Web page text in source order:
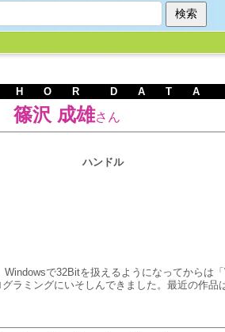
H O R D A T A
篠沢 成雄さん
ハンドル
で32Bitを扱えるようになってからは
ラミングにいそしんできました。最近の作品